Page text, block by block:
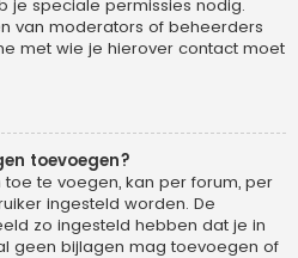
je speciale permissies nodig.
van moderators of beheerders
met wie je hierover contact moet
toevoegen?
te voegen, kan per forum, per
ingesteld worden. De
zo ingesteld hebben dat je in
geen bijlagen mag toevoegen of